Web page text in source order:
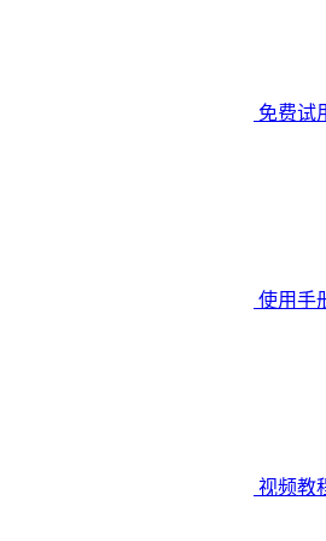
免费试
使用手
视频教